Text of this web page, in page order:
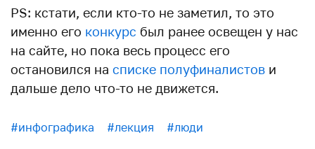
PS: кстати, если кто-то не заметил, то это
именно его конкурс был ранее освещен у нас
на сайте, но пока весь процесс его
остановился на списке полуфиналистов и
дальше дело что-то не движется.
#инфографика #лекция #люди